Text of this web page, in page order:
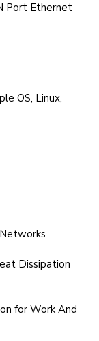
Port Ethernet
OS, Linux,
Dissipation
for Work And